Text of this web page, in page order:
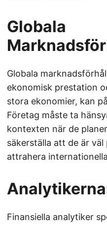
Globala
Globala
ekonomisk prestation
stora ekonomier, kan
Företag måste ta
kontexten när de
säkerställa att de är
attrahera
Finansiella analytiker